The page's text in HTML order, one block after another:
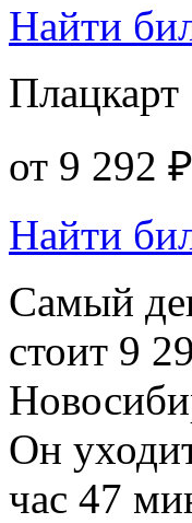
Найти
Плацкарт
от 9 292 ₽
Найти
Самый
стоит 9
Он
час 47